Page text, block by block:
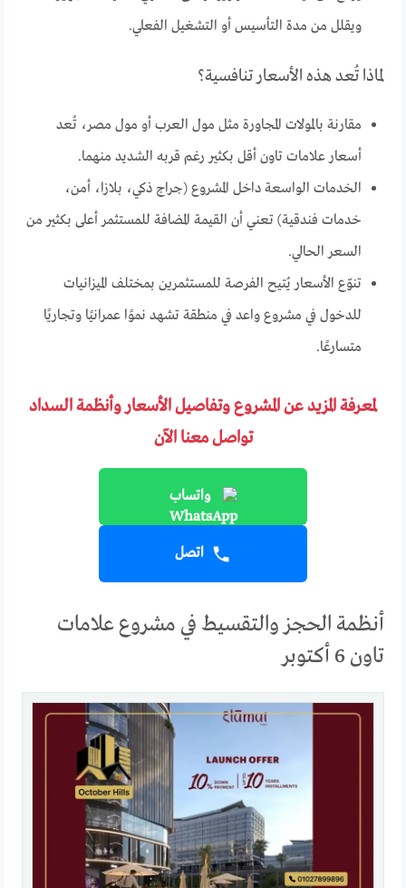
ويقلل من مدة التأسيس أو التشغيل الفعلي.
لماذا تُعد هذه الأسعار تنافسية؟
مقارنة بالمولات المجاورة مثل مول العرب أو مول مصر، تُعد
أسعار علامات تاون أقل بكثير رغم قربه الشديد منهما.
الخدمات الواسعة داخل المشروع (جراج ذكي، بلازا، أمن،
خدمات فندقية) تعني أن القيمة المضافة للمستثمر أعلى بكثير من
السعر الحالي.
تنوّع الأسعار يُتيح الفرصة للمستثمرين بمختلف الميزانيات
للدخول في مشروع واعد في منطقة تشهد نموًا عمرانيًا وتجاريًا
متسارعًا.
لمعرفة المزيد عن المشروع وتفاصيل الأسعار وأنظمة السداد
تواصل معنا الآن
واتساب
اتصل
أنظمة الحجز والتقسيط في مشروع علامات
تاون 6 أكتوبر